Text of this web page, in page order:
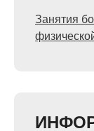
Занятия